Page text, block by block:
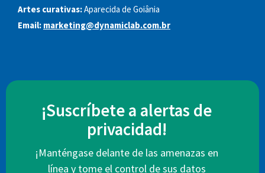
Artes curativas:Aparecida de Goiânia
Email: marketing@dynamiclab.com.br
¡Suscríbete a alertas de
privacidad!
¡Manténgase delante de las amenazas en
línea y tome el control de sus datos